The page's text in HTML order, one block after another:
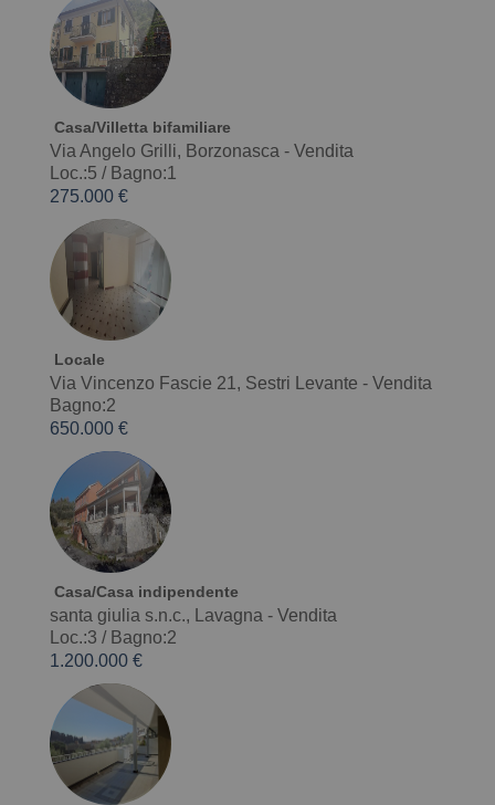
Casa/Villetta bifamiliare
Via Angelo Grilli, Borzonasca - Vendita
Loc.:5 / Bagno:1
275.000 €
Locale
Via Vincenzo Fascie 21, Sestri Levante - Vendita
Bagno:2
650.000 €
Casa/Casa indipendente
santa giulia s.n.c., Lavagna - Vendita
Loc.:3 / Bagno:2
1.200.000 €